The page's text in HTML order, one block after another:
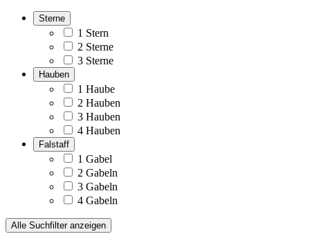
Sterne
1 Stern
2 Sterne
3 Sterne
Hauben
1 Haube
2 Hauben
3 Hauben
4 Hauben
Falstaff
1 Gabel
2 Gabeln
3 Gabeln
4 Gabeln
Alle Suchfilter anzeigen